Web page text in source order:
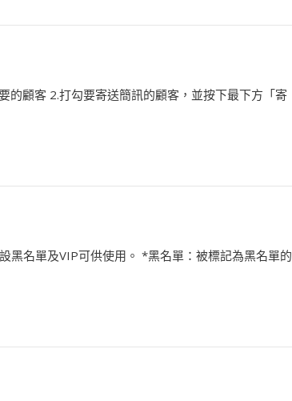
的顧客 2.打勾要寄送簡訊的顧客，並按下最下方「寄
黑名單及VIP可供使用。 *黑名單：被標記為黑名單的